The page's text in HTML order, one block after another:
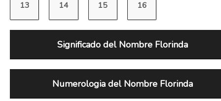
Significado del Nombre Florinda
Numerologia del Nombre Florinda